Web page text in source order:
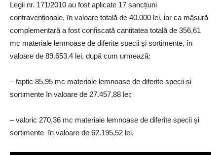
Legii nr. 171/2010 au fost aplicate 17 sancțiuni
contravenționale, în valoare totală de 40.000 lei, iar ca măsură
complementară a fost confiscată cantitatea totală de 356,61
mc materiale lemnoase de diferite specii și sortimente, în
valoare de 89.653.4 lei, după cum urmează:
– faptic 85,95 mc materiale lemnoase de diferite specii și
sortimente în valoare de 27.457,88 lei;
– valoric 270,36 mc materiale lemnoase de diferite specii și
sortimente în valoare de 62.195,52 lei.